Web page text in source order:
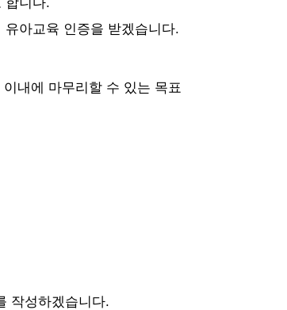
아교육 인증을 받겠습니다.
내에 마무리할 수 있는 목표
작성하겠습니다.